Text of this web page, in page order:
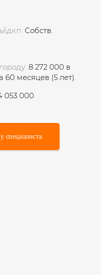
Собств.
8 272 000 в
60 месяцев (5 лет).
053 000
специалиста